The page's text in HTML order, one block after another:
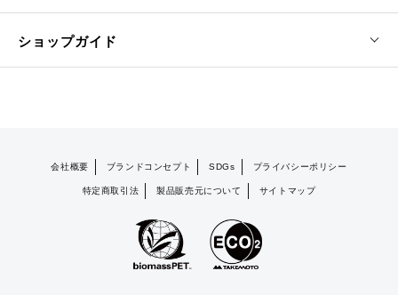
ショップガイド
会社概要 ブランドコンセプト SDGs プライバシーポリシー
特定商取引法 製品販売元について サイトマップ